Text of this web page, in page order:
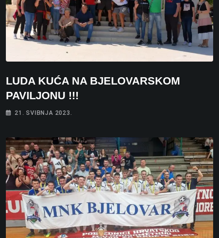
LUDA KUĆA NA BJELOVARSKOM
PAVILJONU !!!
21. SVIBNJA 2023.